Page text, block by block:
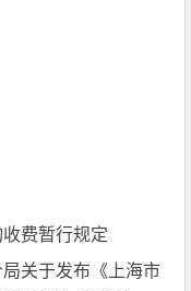
费暂行规定
关于发布《上海市